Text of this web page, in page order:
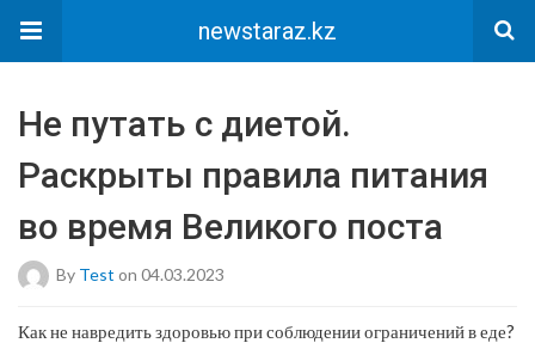
newstaraz.kz
Не путать с диетой.
Раскрыты правила питания
во время Великого поста
By Test on 04.03.2023
Как не навредить здоровью при соблюдении ограничений в еде?